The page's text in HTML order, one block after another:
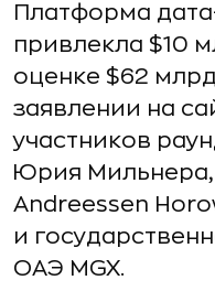
Платформа
привлекла $10
оценке $62
заявлении на
участников
Юрия Мильнера,
Andreessen
и
ОАЭ MGX.